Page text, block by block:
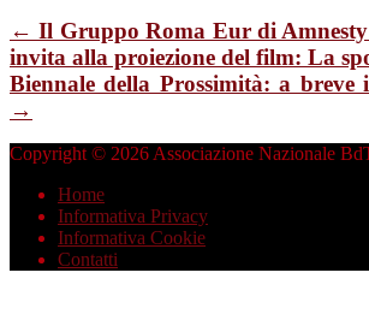
← Il Gruppo Roma Eur di
invita alla proiezione del film: La
Biennale della Prossimità: a breve
→
Copyright © 2026 Associazione Nazionale
Home
Informativa Privacy
Informativa Cookie
Contatti